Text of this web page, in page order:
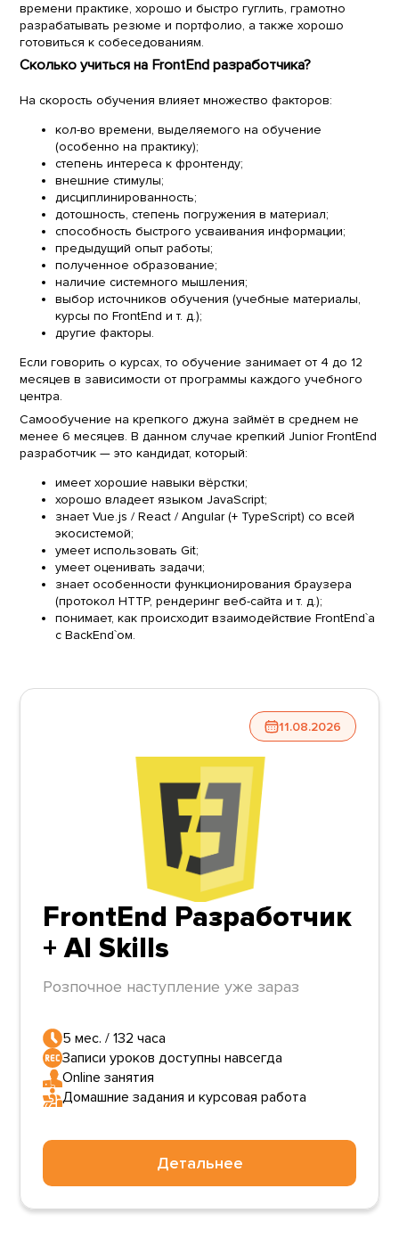
времени практике, хорошо и быстро гуглить, грамотно
разрабатывать резюме и портфолио, а также хорошо
готовиться к собеседованиям.
Сколько учиться на FrontEnd разработчика?
На скорость обучения влияет множество факторов:
кол-во времени, выделяемого на обучение
(особенно на практику);
степень интереса к фронтенду;
внешние стимулы;
дисциплинированность;
дотошность, степень погружения в материал;
способность быстрого усваивания информации;
предыдущий опыт работы;
полученное образование;
наличие системного мышления;
выбор источников обучения (учебные материалы,
курсы по FrontEnd и т. д.);
другие факторы.
Если говорить о курсах, то обучение занимает от 4 до 12
месяцев в зависимости от программы каждого учебного
центра.
Самообучение на крепкого джуна займёт в среднем не
менее 6 месяцев. В данном случае крепкий Junior FrontEnd
разработчик — это кандидат, который:
имеет хорошие навыки вёрстки;
хорошо владеет языком JavaScript;
знает Vue.js / React / Angular (+ TypeScript) со всей
экосистемой;
умеет использовать Git;
умеет оценивать задачи;
знает особенности функционирования браузера
(протокол HTTP, рендеринг веб-сайта и т. д.);
понимает, как происходит взаимодействие FrontEnd`a
с BackEnd`ом.
FrontEnd Разработчик
+ AI Skills
Розпочное наступление уже зараз
5 мес. / 132 часа
Записи уроков доступны навсегда
Online занятия
Домашние задания и курсовая работа
Детальнее
11.08.2026